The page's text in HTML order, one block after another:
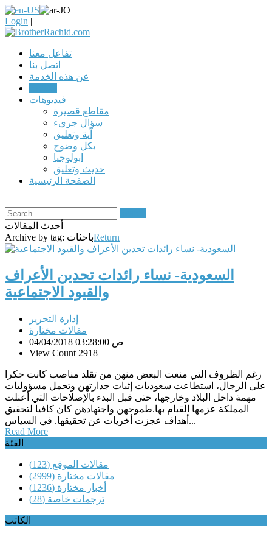
Login |
تفاعل معنا
اتصل بنا
عن هذه الخدمة
فيديوهات
مقاطع قصيرة
سؤال جريء
آية وتعليق
بكل وضوح
ابولوجيا
حديث وتعليق
الصفحة الرئيسية
أحدث المقالات
Archive by tag: باحثاتReturn
السعودية- نساء رائدات تحدين الأعراف
والقيود الاجتماعية
إدارة التحرير
مقالات مختارة
04/04/2018 03:28:00 ص
View Count 2918
رغم الظروف التي منعت البعض منهن من تقلد مناصب كانت حكرا
على الرجال، استطاعت سعوديات إثبات جدارتهن وتحمل مسؤوليات
مهمة داخل البلاد وخارجها، حتى قبل البدء بالإصلاحات التي أعنلت
المملكة عزمها القيام بها.طموحهن واجتهادهن كان كافيا لتحقيق
أهداف عجزت أخريات عن تحقيقها. في السياس...
Read More
الفئة
مقالات الموقع (123)
مقالات مختارة (2999)
أخبار مختارة (1236)
ترجمات خاصة (28)
الكاتب